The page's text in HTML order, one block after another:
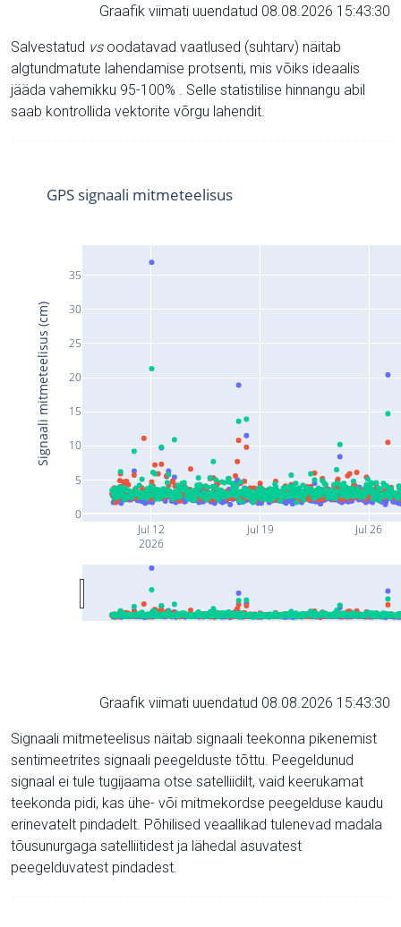
Graafik viimati uuendatud 08.08.2026 15:43:30
Salvestatud vsoodatavad vaatlused (suhtarv) näitab
algtundmatute lahendamise protsenti, mis võiks ideaalis
jääda vahemikku 95-100% . Selle statistilise hinnangu abil
saab kontrollida vektorite võrgu lahendit.
Jul 12
2026
Jul 19 Jul 26
0
5
10
15
20
25
30
35
GPS signaali mitmeteelisus
Signaali mitmeteelisus (cm)
Graafik viimati uuendatud 08.08.2026 15:43:30
Signaali mitmeteelisus näitab signaali teekonna pikenemist
sentimeetrites signaali peegelduste tõttu. Peegeldunud
signaal ei tule tugijaama otse satelliidilt, vaid keerukamat
teekonda pidi, kas ühe- või mitmekordse peegelduse kaudu
erinevatelt pindadelt. Põhilised veaallikad tulenevad madala
tõusunurgaga satelliitidest ja lähedal asuvatest
peegelduvatest pindadest.